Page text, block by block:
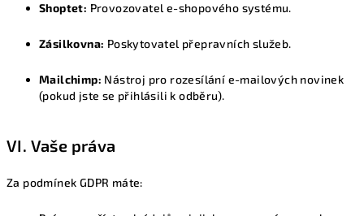
Shoptet: Provozovatel e-shopového systému.
Zásilkovna: Poskytovatel přepravních služeb.
Mailchimp: Nástroj pro rozesílání e-mailových novinek
(pokud jste se přihlásili k odběru).
VI. Vaše práva
Za podmínek GDPR máte: